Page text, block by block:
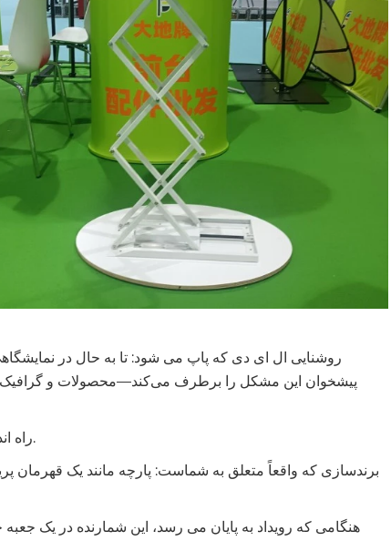
روشنایی ال ای دی که پاپ می شود: تا به حال در
پیشخوان این مشکل را برطرف می‌کند—محصولات و
راه اندازی بسیار آسان: برای جمع آوری این موارد به جعبه ابزار یا مدرک فنی نیاز ندارید.
برندسازی که واقعاً متعلق به شماست: پارچه مانند یک قهرمان